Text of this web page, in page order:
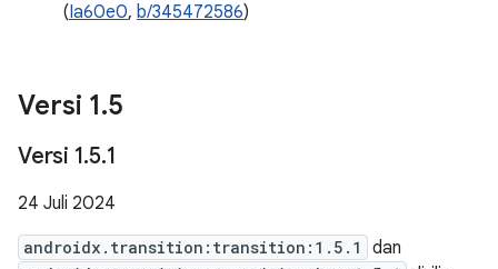
(Ia60e0, b/345472586)
Versi 1.5
Versi 1.5.1
24 Juli 2024
androidx.transition:transition:1.5.1 dan